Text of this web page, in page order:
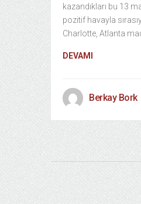
kazandıkları bu 13
pozitif havayla
Charlotte, Atlanta
DEVAMI
Berkay Bork